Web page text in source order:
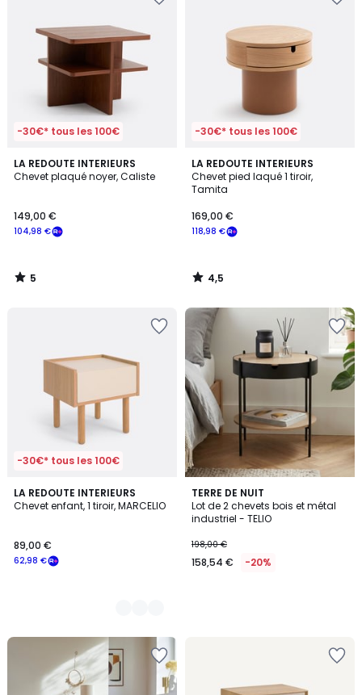
-30€* tous les 100€
LA REDOUTE INTERIEURS
Chevet plaqué noyer, Caliste
104,98 €
149,00 €
5
/
5
/
-30€* tous les 100€
LA REDOUTE INTERIEURS
Chevet pied laqué 1 tiroir,
Tamita
118,98 €
169,00 €
4,5
/ 5
4,5
/
-30€* tous les 100€
LA REDOUTE INTERIEURS
Chevet enfant, 1 tiroir, MARCELIO
62,98 €
89,00 €
2
Couleurs
TERRE DE NUIT
Lot de 2 chevets bois et métal
industriel - TELIO
198,00 €
158,54 € -20%